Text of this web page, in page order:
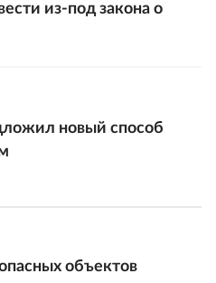
из-под закона о
новый способ
объектов